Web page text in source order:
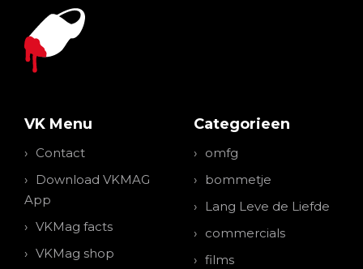
VK Menu
Contact
Download VKMAG
App
VKMag facts
VKMag shop
Categorieen
omfg
bommetje
Lang Leve de Liefde
commercials
films